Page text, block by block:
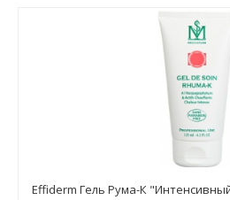
Effiderm Гель Рума-К